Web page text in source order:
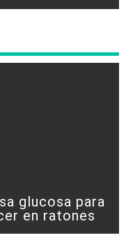
glucosa para
en ratones